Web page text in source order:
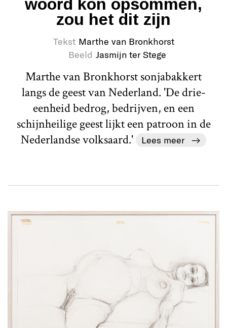
woord kon opsommen,
zou het dit zijn
Tekst Marthe van Bronkhorst
Beeld Jasmijn ter Stege
Marthe van Bronkhorst sonjabakkert
langs de geest van Nederland. 'De drie-
eenheid bedrog, bedrijven, en een
schijnheilige geest lijkt een patroon in de
Nederlandse volksaard.'
Lees meer